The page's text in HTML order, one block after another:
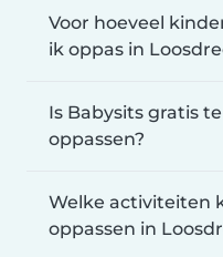
Voor hoeveel
ik oppas in
Is Babysits gratis
oppassen?
Welke activiteiten
oppassen in